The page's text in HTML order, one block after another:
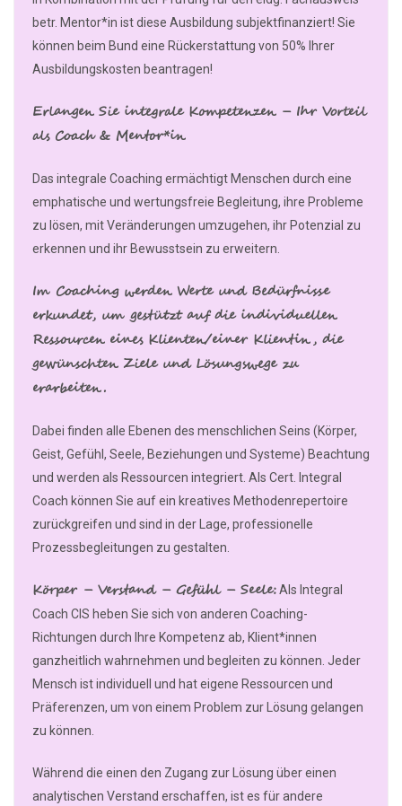
betr. Mentor*in ist diese Ausbildung subjektfinanziert! Sie
können beim Bund eine Rückerstattung von 50% Ihrer
Ausbildungskosten beantragen!
Erlangen Sie integrale Kompetenzen – Ihr Vorteil
als Coach & Mentor*in
Das integrale Coaching ermächtigt Menschen durch eine
emphatische und wertungsfreie Begleitung, ihre Probleme
zu lösen, mit Veränderungen umzugehen, ihr Potenzial zu
erkennen und ihr Bewusstsein zu erweitern.
Im Coaching werden Werte und Bedürfnisse
erkundet, um gestützt auf die individuellen
Ressourcen eines Klienten/einer Klientin, die
gewünschten Ziele und Lösungswege zu
erarbeiten.
Dabei finden alle Ebenen des menschlichen Seins (Körper,
Geist, Gefühl, Seele, Beziehungen und Systeme) Beachtung
und werden als Ressourcen integriert. Als Cert. Integral
Coach können Sie auf ein kreatives Methodenrepertoire
zurückgreifen und sind in der Lage, professionelle
Prozessbegleitungen zu gestalten.
Körper – Verstand – Gefühl – Seele:Als Integral
Coach CIS heben Sie sich von anderen Coaching-
Richtungen durch Ihre Kompetenz ab, Klient*innen
ganzheitlich wahrnehmen und begleiten zu können. Jeder
Mensch ist individuell und hat eigene Ressourcen und
Präferenzen, um von einem Problem zur Lösung gelangen
zu können.
Während die einen den Zugang zur Lösung über einen
analytischen Verstand erschaffen, ist es für andere